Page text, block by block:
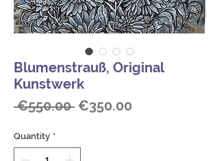
Blumenstrauß, Original
Kunstwerk
€550.00 Regular
€350.00Sale
Quantity *